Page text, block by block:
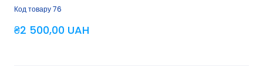
Код товару 76
₴2 500,00 UAH